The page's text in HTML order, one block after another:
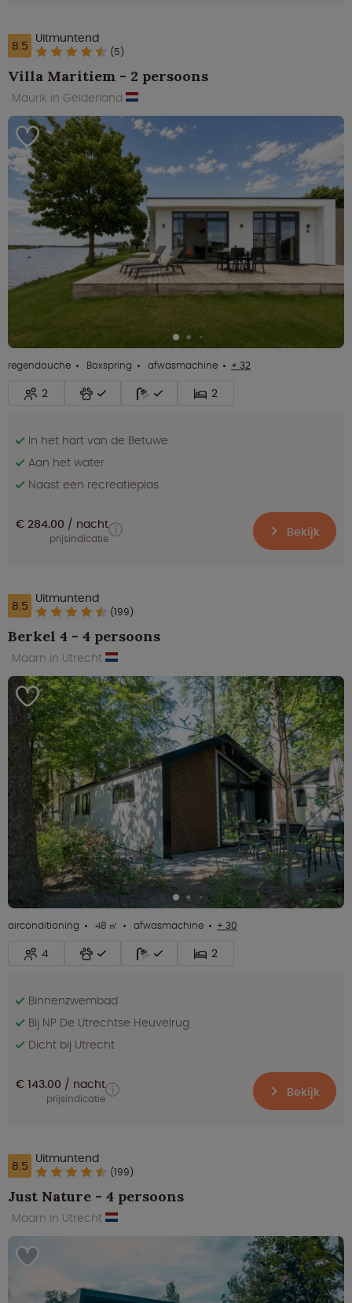
8.5 Uitmuntend
(5)
Villa Maritiem - 2 persoons
Maurik in Gelderland
regendouche Boxspring afwasmachine + 32
2 2
In het hart van de Betuwe
Aan het water
Naast een recreatieplas
€ 284.00 nacht
prijsindicatie Bekijk
8.5 Uitmuntend
(199)
Berkel 4 - 4 persoons
Maarn in Utrecht
airconditioning 48 ㎡ afwasmachine + 30
4 2
Binnenzwembad
Bij NP De Utrechtse Heuvelrug
Dicht bij Utrecht
€ 143.00 nacht
prijsindicatie Bekijk
8.5 Uitmuntend
(199)
Just Nature - 4 persoons
Maarn in Utrecht